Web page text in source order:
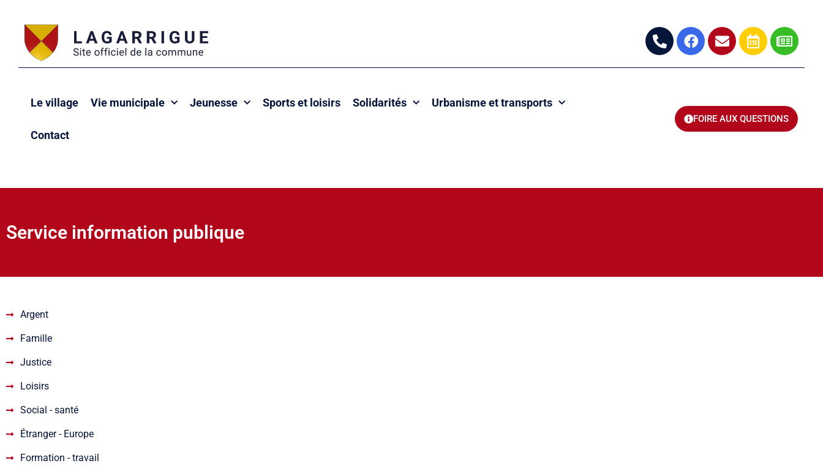
Le village Vie municipale Jeunesse Sports et loisirs Solidarités Urbanisme et transports
Contact
FOIRE AUX QUESTIONS
Service information publique
Argent
Famille
Justice
Loisirs
Social - santé
Étranger - Europe
Formation - travail